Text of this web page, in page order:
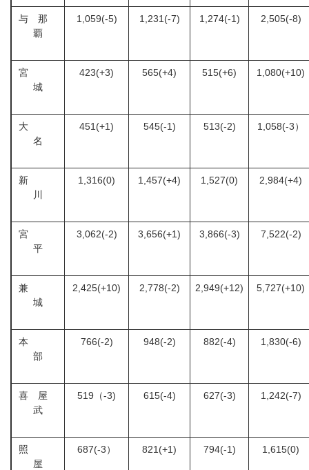
与 那
覇
1,059(-5) 1,231(-7) 1,274(-1) 2,505(-8)
宮
城
423(+3) 565(+4) 515(+6) 1,080(+10)
大
名
451(+1) 545(-1) 513(-2) 1,058(-3）
新
川
1,316(0) 1,457(+4) 1,527(0) 2,984(+4)
宮
平
3,062(-2) 3,656(+1) 3,866(-3) 7,522(-2)
兼
城
2,425(+10) 2,778(-2) 2,949(+12) 5,727(+10)
本
部
766(-2) 948(-2) 882(-4) 1,830(-6)
喜 屋
武
519（-3) 615(-4) 627(-3) 1,242(-7)
照
屋
687(-3） 821(+1) 794(-1) 1,615(0)